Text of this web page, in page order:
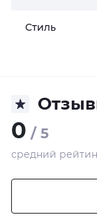
Стиль
0 / 5
средний